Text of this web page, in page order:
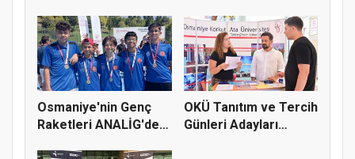
Osmaniye'nin Genç
Raketleri ANALİG'de
OKÜ Tanıtım ve Tercih
Günleri Adayları